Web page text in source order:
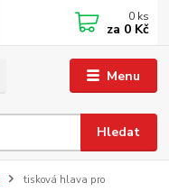
Menu
Hledat
0 ks
za 0 Kč
tisková hlava pro